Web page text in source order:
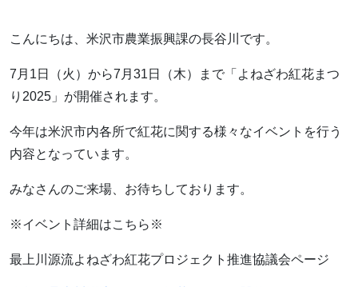
こんにちは、米沢市農業振興課の長谷川です。
7月1日（火）から7月31日（木）まで「よねざわ紅花まつ
り2025」が開催されます。
今年は米沢市内各所で紅花に関する様々なイベントを行う
内容となっています。
みなさんのご来場、お待ちしております。
※イベント詳細はこちら※
最上川源流よねざわ紅花プロジェクト推進協議会ページ